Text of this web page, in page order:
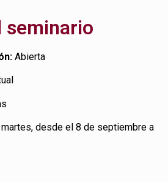
seminario
Abierta
martes, desde el 8 de septiembre a